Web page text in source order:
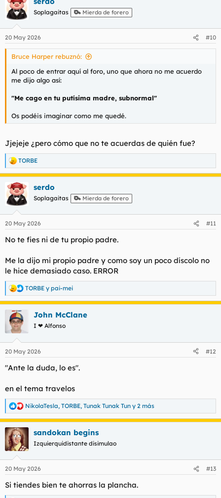
c
i
e
s
Soplagaitas Mierda de forero
20 May 2026 #10
Bruce Harper rebuznó:
Al poco de entrar aquí al foro, uno que ahora no me acuerdo
me dijo algo así:
"Me cago en tu putísima madre, subnormal"
Os podéis imaginar como me quedé.
Jjejeje ¿pero cómo que no te acuerdas de quién fue?
R
e
a
c
c
i
e
:
TORBE
serdo
Soplagaitas Mierda de forero
20 May 2026 #11
No te fies ni de tu propio padre.
Me la dijo mi propio padre y como soy un poco díscolo no
le hice demasiado caso. ERROR
R
e
a
c
c
e
:
TORBE y pai-mei
John McClane
I ❤ Alfonso
20 May 2026 #12
"Ante la duda, lo es".
en el tema travelos
R
e
a
c
c
i
e
s
:
NikolaTesla, TORBE, Tunak Tunak Tun y 2 más
sandokan begins
Izquierquidistante disimulao
20 May 2026 #13
Si tiendes bien te ahorras la plancha.